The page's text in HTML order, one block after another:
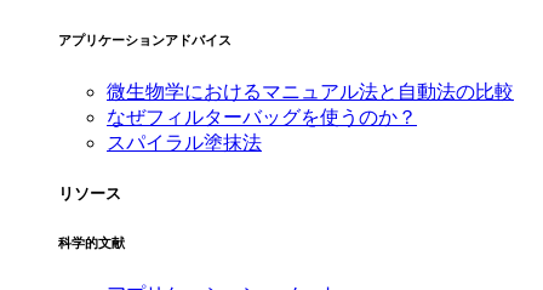
アプリケーションアドバイス
微生物学におけるマニュアル法と自動法の比較
なぜフィルターバッグを使うのか？
スパイラル塗抹法
リソース
科学的文献